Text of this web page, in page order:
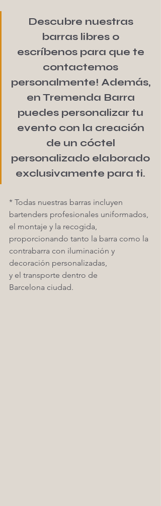
Descubre nuestras
barras libres o
escríbenos para que te
contactemos
personalmente! Además,
en Tremenda Barra
puedes personalizar tu
evento con la creación
de un cóctel
personalizado elaborado
exclusivamente para ti.
* Todas nuestras barras incluyen
bartenders profesionales uniformados,
el montaje y la recogida,
proporcionando tanto la barra como la
contrabarra con iluminación y
decoración personalizadas,
y el transporte dentro de
Barcelona ciudad.